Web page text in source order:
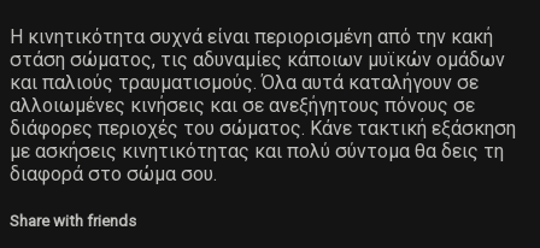
Η κινητικότητα συχνά είναι περιορισμένη από την κακή
στάση σώματος, τις αδυναμίες κάποιων μυϊκών ομάδων
και παλιούς τραυματισμούς. Όλα αυτά καταλήγουν σε
αλλοιωμένες κινήσεις και σε ανεξήγητους πόνους σε
διάφορες περιοχές του σώματος. Κάνε τακτική εξάσκηση
με ασκήσεις κινητικότητας και πολύ σύντομα θα δεις τη
διαφορά στο σώμα σου.
Share with friends